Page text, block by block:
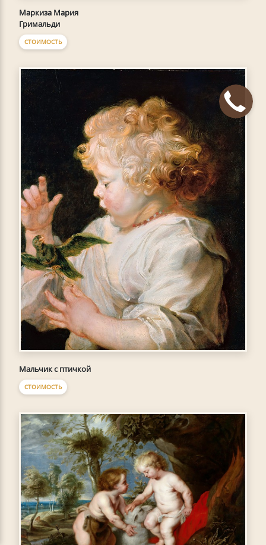
Маркиза Мария
Гримальди
СТОИМОСТЬ
Мальчик с птичкой
СТОИМОСТЬ